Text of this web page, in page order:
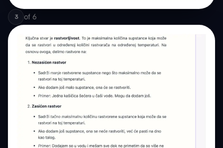
3 of 6